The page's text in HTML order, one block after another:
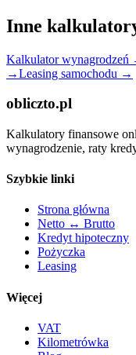
Inne
Kalkulator wynagrodzeń
→Leasing samochodu →
obliczto.pl
Kalkulatory finansowe
wynagrodzenie, raty
Szybkie linki
Strona główna
Netto ↔ Brutto
Kredyt hipoteczny
Pożyczka
Leasing
Więcej
VAT
Kilometrówka